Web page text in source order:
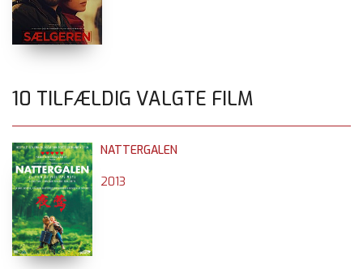
10 TILFÆLDIG VALGTE FILM
NATTERGALEN
2013